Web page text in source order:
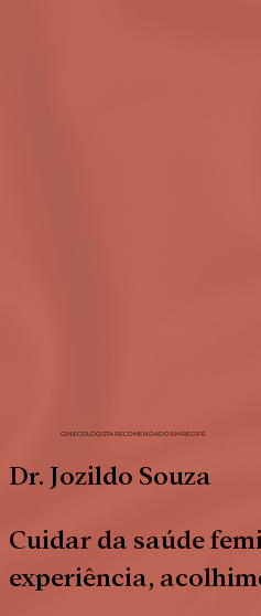
GINECOLOGISTA RECOMENDADO EM RECIFE
Dr. Jozildo Souza
Cuidar da saúde
experiência,